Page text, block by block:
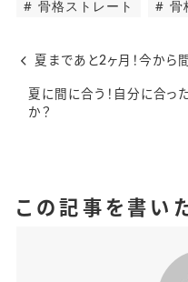
骨格ストレート
骨
夏まであと2ヶ月！今から
夏に間に合う！自分に合っ
か？
この記事を書い